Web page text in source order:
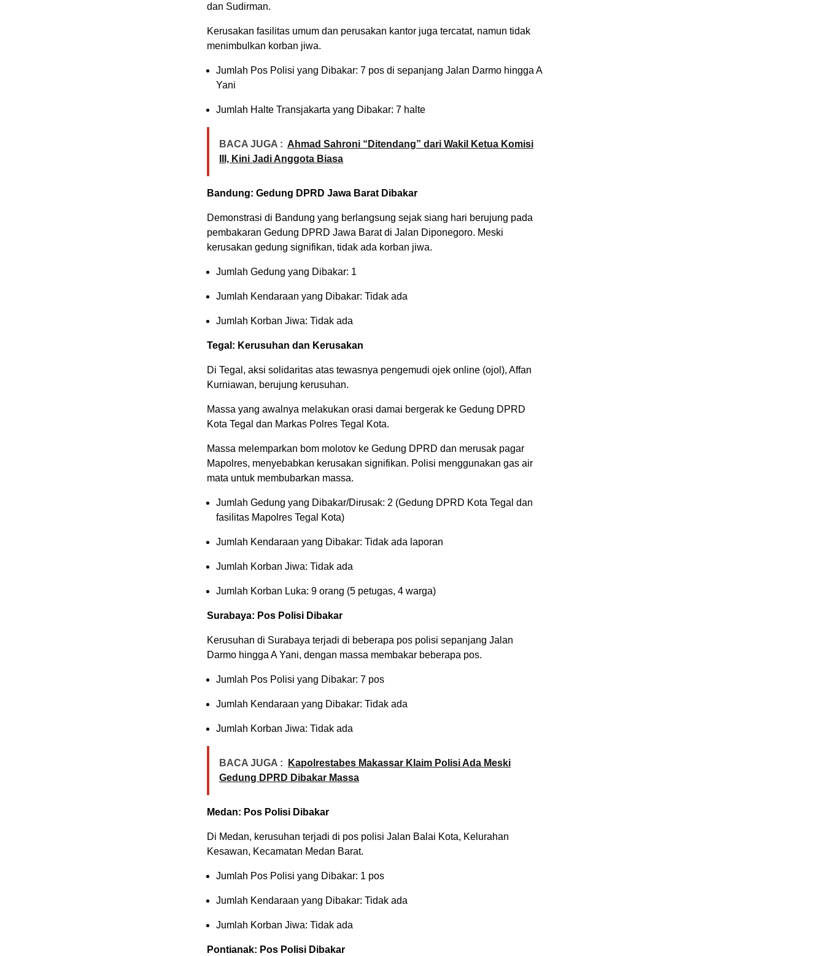
dan Sudirman.
Kerusakan fasilitas umum dan perusakan kantor juga tercatat, namun tidak
menimbulkan korban jiwa.
Jumlah Pos Polisi yang Dibakar: 7 pos di sepanjang Jalan Darmo hingga A
Yani
Jumlah Halte Transjakarta yang Dibakar: 7 halte
BACA JUGA : Ahmad Sahroni “Ditendang” dari Wakil Ketua Komisi
III, Kini Jadi Anggota Biasa
Bandung: Gedung DPRD Jawa Barat Dibakar
Demonstrasi di Bandung yang berlangsung sejak siang hari berujung pada
pembakaran Gedung DPRD Jawa Barat di Jalan Diponegoro. Meski
kerusakan gedung signifikan, tidak ada korban jiwa.
Jumlah Gedung yang Dibakar: 1
Jumlah Kendaraan yang Dibakar: Tidak ada
Jumlah Korban Jiwa: Tidak ada
Tegal: Kerusuhan dan Kerusakan
Di Tegal, aksi solidaritas atas tewasnya pengemudi ojek online (ojol), Affan
Kurniawan, berujung kerusuhan.
Massa yang awalnya melakukan orasi damai bergerak ke Gedung DPRD
Kota Tegal dan Markas Polres Tegal Kota.
Massa melemparkan bom molotov ke Gedung DPRD dan merusak pagar
Mapolres, menyebabkan kerusakan signifikan. Polisi menggunakan gas air
mata untuk membubarkan massa.
Jumlah Gedung yang Dibakar/Dirusak: 2 (Gedung DPRD Kota Tegal dan
fasilitas Mapolres Tegal Kota)
Jumlah Kendaraan yang Dibakar: Tidak ada laporan
Jumlah Korban Jiwa: Tidak ada
Jumlah Korban Luka: 9 orang (5 petugas, 4 warga)
Surabaya: Pos Polisi Dibakar
Kerusuhan di Surabaya terjadi di beberapa pos polisi sepanjang Jalan
Darmo hingga A Yani, dengan massa membakar beberapa pos.
Jumlah Pos Polisi yang Dibakar: 7 pos
Jumlah Kendaraan yang Dibakar: Tidak ada
Jumlah Korban Jiwa: Tidak ada
BACA JUGA :
Kapolrestabes Makassar Klaim Polisi Ada Meski
Gedung DPRD Dibakar Massa
Medan: Pos Polisi Dibakar
Di Medan, kerusuhan terjadi di pos polisi Jalan Balai Kota, Kelurahan
Kesawan, Kecamatan Medan Barat.
Jumlah Pos Polisi yang Dibakar: 1 pos
Jumlah Kendaraan yang Dibakar: Tidak ada
Jumlah Korban Jiwa: Tidak ada
Pontianak: Pos Polisi Dibakar